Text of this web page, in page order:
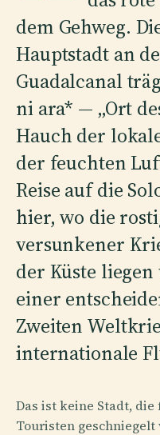
dem Gehweg.
Hauptstadt an
Guadalcanal
ni ara* — „Ort
Hauch der
der feuchten
Reise auf die
hier, wo die
versunkener
der Küste
einer
Zweiten
internationale
Das ist keine Stadt,
Touristen geschniegelt